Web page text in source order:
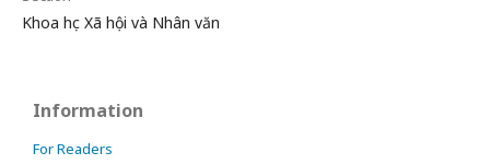
Khoa học Xã hội và Nhân văn
Information
For Readers